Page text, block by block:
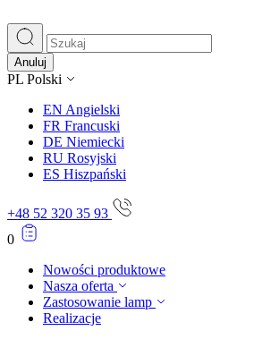
Anuluj
PL Polski
EN Angielski
FR Francuski
DE Niemiecki
RU Rosyjski
ES Hiszpański
+48 52 320 35 93
0
Nowości produktowe
Nasza oferta
Zastosowanie lamp
Realizacje